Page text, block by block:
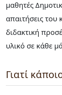
μαθητές
απαιτήσεις του
διδακτική
υλικό σε κάθε
Γιατί